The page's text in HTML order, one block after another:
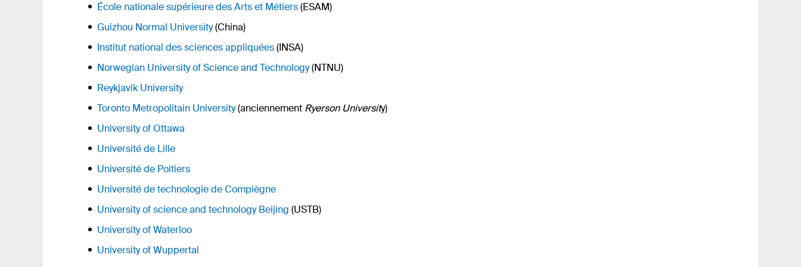
École nationale supérieure des Arts et Métiers(ESAM)
Guizhou Normal University(China)
Institut national des sciences appliquées(INSA)
Norwegian University of Science and Technology(NTNU)
Reykjavik University
Toronto Metropolitain University(anciennement Ryerson University)
University of Ottawa
Université de Lille
Université de Poitiers
Université de technologie de Compiègne
University of science and technology Beijing (USTB)
University of Waterloo
University of Wuppertal